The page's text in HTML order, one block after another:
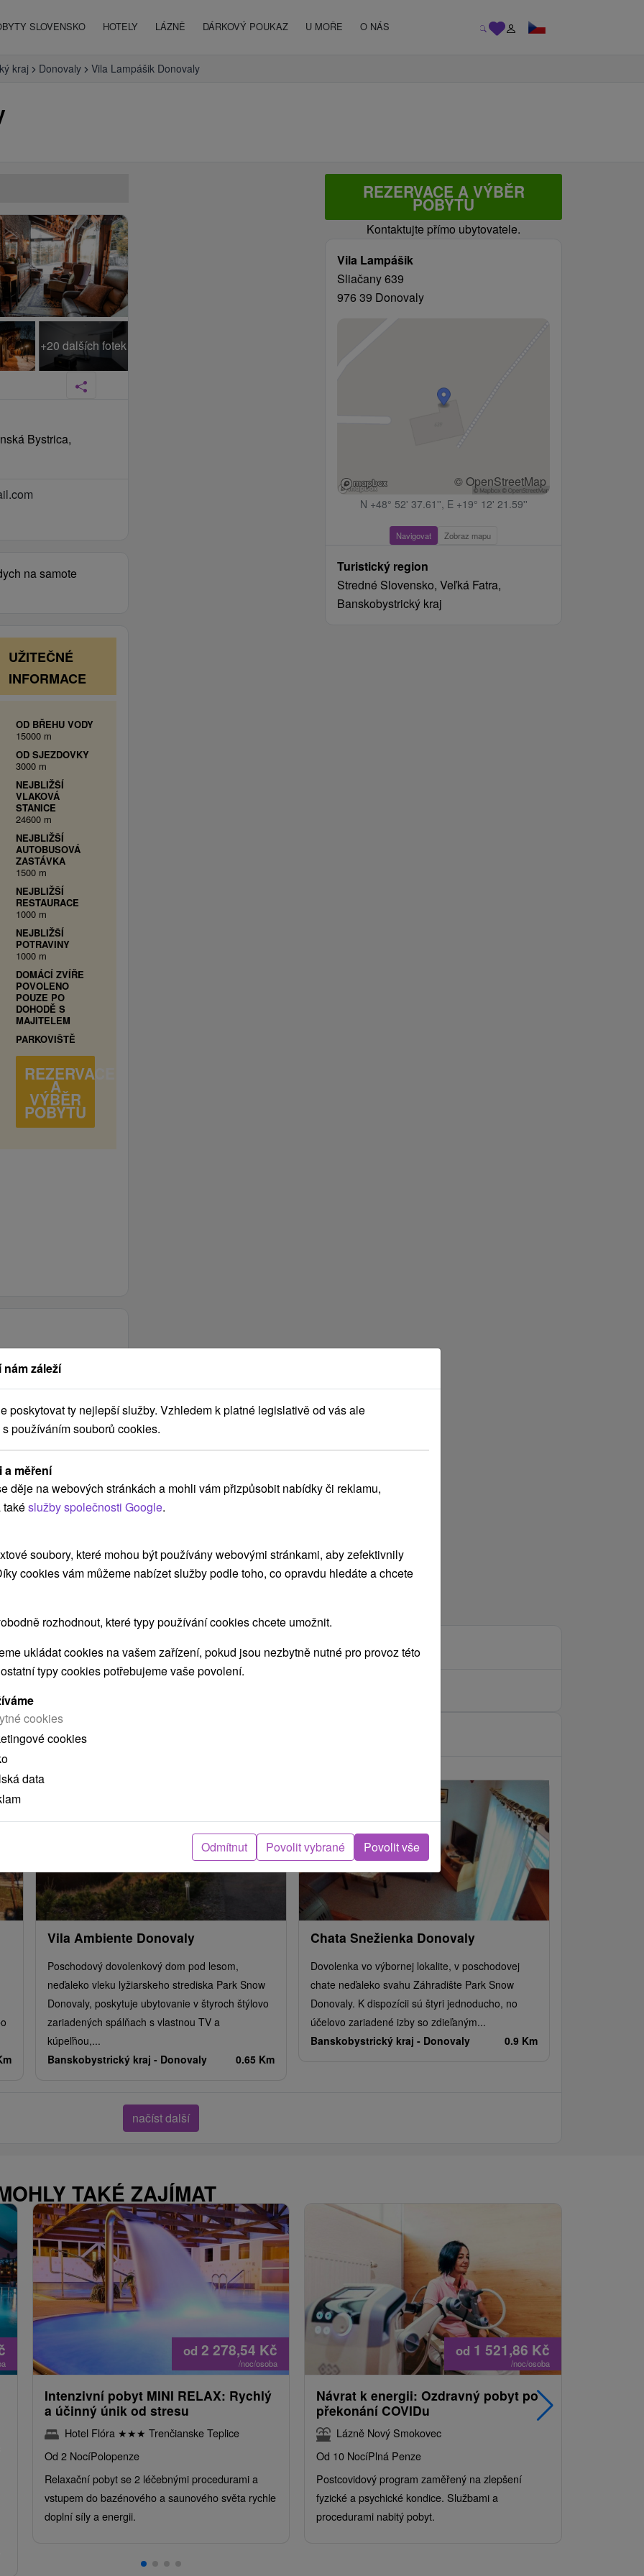
SLOVENSKO HOTELY LÁZNĚ DÁRKOVÝ POUKAZ U MOŘE O NÁS
kraj Donovaly Vila Lampášik Donovaly
REZERVACE A VÝBĚR
POBYTU
Kontaktujte přímo ubytovatele.
Vila Lampášik
Sliačany 639
976 39 Donovaly
© OpenStreetMap
N +48° 52' 37.61'', E +19° 12' 21.59''
Navigovat Zobraz mapu
Turistický region
Stredné Slovensko, Veľká Fatra,
Banskobystrický kraj
+20 dalších fotek
Bystrica,
na samote
UŽITEČNÉ
INFORMACE
OD BŘEHU VODY
15000 m
OD SJEZDOVKY
3000 m
NEJBLIŽŠÍ
VLAKOVÁ
STANICE
24600 m
NEJBLIŽŠÍ
AUTOBUSOVÁ
ZASTÁVKA
1500 m
NEJBLIŽŠÍ
RESTAURACE
1000 m
NEJBLIŽŠÍ
POTRAVINY
1000 m
DOMÁCÍ ZVÍŘE
POVOLENO
POUZE PO
DOHODĚ S
MAJITELEM
PARKOVIŠTĚ
REZERVACE
A
VÝBĚR
POBYTU
POKRAČOVAT
skutečná délka cesty může být jiná.
v blízkosti?
Vila Ambiente Donovaly
Poschodový dovolenkový dom pod lesom,
neďaleko vleku lyžiarskeho strediska Park Snow
Donovaly, poskytuje ubytovanie v štyroch štýlovo
zariadených spálňach s vlastnou TV a
kúpeľňou,...
Banskobystrický kraj - Donovaly 0.65 Km
Chata Snežienka Donovaly
Dovolenka vo výbornej lokalite, v poschodovej
chate neďaleko svahu Záhradište Park Snow
Donovaly. K dispozícii sú štyri jednoducho, no
účelovo zariadené izby so zdieľaným...
Banskobystrický kraj - Donovaly 0.9 Km
načíst další
TAKÉ ZAJÍMAT
od 2 278,54 Kč
/noc/osoba
Intenzivní pobyt MINI RELAX: Rychlý
a účinný únik od stresu
Hotel Flóra ★★★ Trenčianske Teplice
Od 2 NocíPolopenze
Relaxační pobyt se 2 léčebnými procedurami a
vstupem do bazénového a saunového světa rychle
doplní síly a energii.
od 1 521,86 Kč
/noc/osoba
Návrat k energii: Ozdravný pobyt po
překonání COVIDu
Lázně Nový Smokovec
Od 10 NocíPlná Penze
Postcovidový program zaměřený na zlepšení
fyzické a psychické kondice. Službami a
procedurami nabitý pobyt.
záleží
poskytovat ty nejlepší služby. Vzhledem k platné legislativě od vás ale
používáním souborů cookies.
a měření
děje na webových stránkách a mohli vám přizpůsobit nabídky či reklamu,
takéslužby společnosti Google.
soubory, které mohou být používány webovými stránkami, aby zefektivnily
cookies vám můžeme nabízet služby podle toho, co opravdu hledáte a chcete
rozhodnout, které typy používání cookies chcete umožnit.
ukládat cookies na vašem zařízení, pokud jsou nezbytně nutné pro provoz této
typy cookies potřebujeme vaše povolení.
cookies
cookies
data
Odmítnut Povolit vybrané Povolit vše